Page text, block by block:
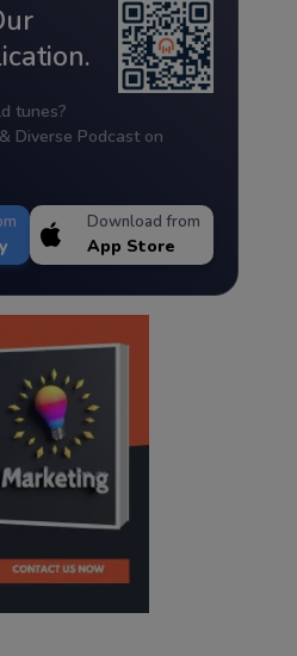
tunes?
Diverse Podcast on
Download from
App Store